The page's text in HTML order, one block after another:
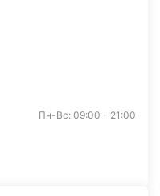
Пн-Вс: 09:00 - 21:00